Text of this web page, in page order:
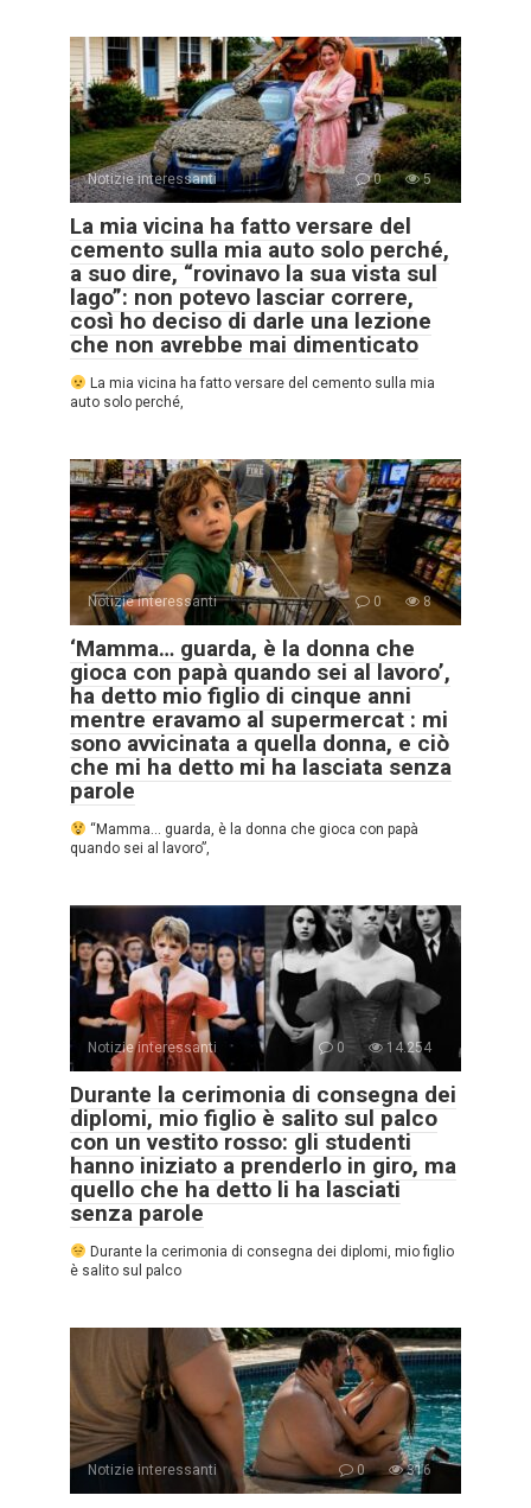
Notizie interessanti 0 5
La mia vicina ha fatto versare del
cemento sulla mia auto solo perché,
a suo dire, “rovinavo la sua vista sul
lago”: non potevo lasciar correre,
così ho deciso di darle una lezione
che non avrebbe mai dimenticato
La mia vicina ha fatto versare del cemento sulla mia
auto solo perché,
Notizie interessanti 0 8
‘Mamma… guarda, è la donna che
gioca con papà quando sei al lavoro’,
ha detto mio figlio di cinque anni
mentre eravamo al supermercat : mi
sono avvicinata a quella donna, e ciò
che mi ha detto mi ha lasciata senza
parole
“Mamma… guarda, è la donna che gioca con papà
quando sei al lavoro”,
Notizie interessanti 0 14.254
Durante la cerimonia di consegna dei
diplomi, mio figlio è salito sul palco
con un vestito rosso: gli studenti
hanno iniziato a prenderlo in giro, ma
quello che ha detto li ha lasciati
senza parole
Durante la cerimonia di consegna dei diplomi, mio figlio
è salito sul palco
Notizie interessanti 0 316